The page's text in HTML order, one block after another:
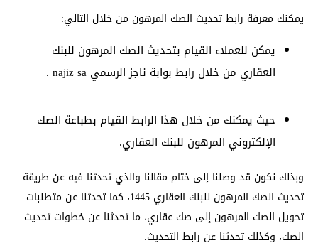
يمكنك معرفة رابط تحديث الصك المرهون من خلال التالي:
يمكن للعملاء القيام بتحديث الصك المرهون للبنك
العقاري من خلال رابط بوابة ناجز الرسمي najiz sa .
حيث يمكنك من خلال هذا الرابط القيام بطباعة الصك
الإلكتروني المرهون للبنك العقاري.
وبذلك نكون قد وصلنا إلى ختام مقالنا والذي تحدثنا فيه عن طريقة
تحديث الصك المرهون للبنك العقاري 1445، كما تحدثنا عن متطلبات
تحويل الصك المرهون إلى صك عقاري، ما تحدثنا عن خطوات تحديث
الصك، وكذلك تحدثنا عن رابط التحديث.